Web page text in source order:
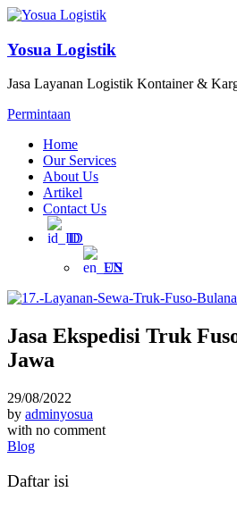
Yosua Logistik
Jasa Layanan Logistik Kontainer &
Permintaan
Home
Our Services
About Us
Artikel
Contact Us
ID
EN
Jasa Ekspedisi Truk
Jawa
29/08/2022
by adminyosua
with no comment
Blog
Daftar isi